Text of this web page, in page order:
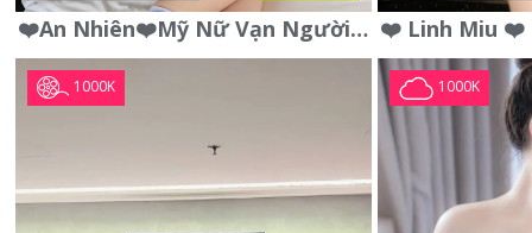
❤️An Nhiên❤️Mỹ Nữ Vạn Người Mê,Da Trắng, Mặt Xynh, Đẹp Từng
1000K 1000K